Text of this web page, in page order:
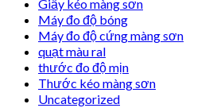
Giấy kéo màng sơn
Máy đo độ bóng
Máy đo độ cứng màng sơn
quạt màu ral
thước đo độ mịn
Thước kéo màng sơn
Uncategorized